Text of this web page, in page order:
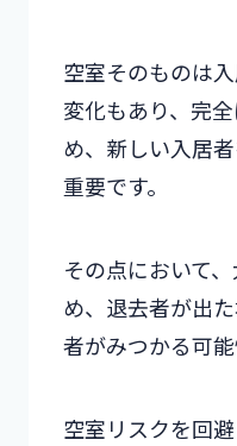
空室そのものは
変化もあり、完
め、新しい入居
重要です。
その点において
め、退去者が出
者がみつかる可能
空室リスクを回